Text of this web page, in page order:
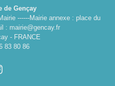
de Gençay
------Mairie annexe : place du
: mairie@gencay.fr
- FRANCE
83 80 86